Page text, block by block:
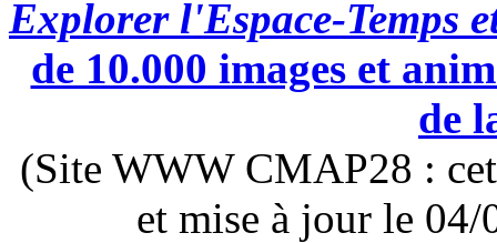
Explorer l'Espace-Temps
de 10.000 images et
de
(Site WWW CMAP28 :
et mise à jour le